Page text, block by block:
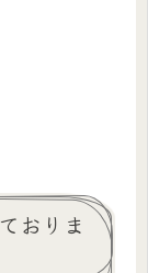
おりま